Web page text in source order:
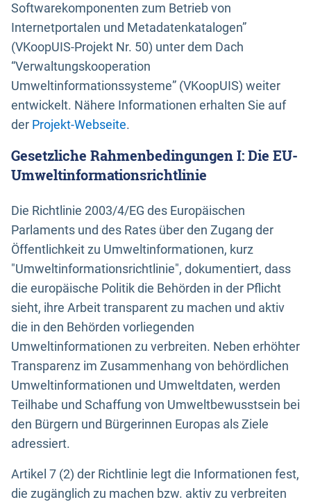
Softwarekomponenten zum Betrieb von
Internetportalen und Metadatenkatalogen”
(VKoopUIS-Projekt Nr. 50) unter dem Dach
“Verwaltungskooperation
Umweltinformationssysteme” (VKoopUIS) weiter
entwickelt. Nähere Informationen erhalten Sie auf
der Projekt-Webseite.
Gesetzliche Rahmenbedingungen I: Die EU-
Umweltinformationsrichtlinie
Die Richtlinie 2003/4/EG des Europäischen
Parlaments und des Rates über den Zugang der
Öffentlichkeit zu Umweltinformationen, kurz
"Umweltinformationsrichtlinie", dokumentiert, dass
die europäische Politik die Behörden in der Pflicht
sieht, ihre Arbeit transparent zu machen und aktiv
die in den Behörden vorliegenden
Umweltinformationen zu verbreiten. Neben erhöhter
Transparenz im Zusammenhang von behördlichen
Umweltinformationen und Umweltdaten, werden
Teilhabe und Schaffung von Umweltbewusstsein bei
den Bürgern und Bürgerinnen Europas als Ziele
adressiert.
Artikel 7 (2) der Richtlinie legt die Informationen fest,
die zugänglich zu machen bzw. aktiv zu verbreiten